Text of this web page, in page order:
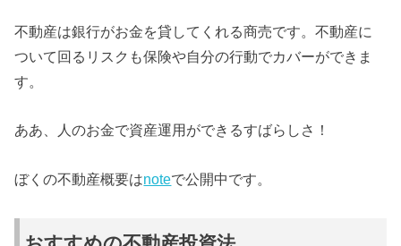
不動産は銀行がお金を貸してくれる商売です。不動産に
ついて回るリスクも保険や自分の行動でカバーができま
す。
ああ、人のお金で資産運用ができるすばらしさ！
ぼくの不動産概要はnoteで公開中です。